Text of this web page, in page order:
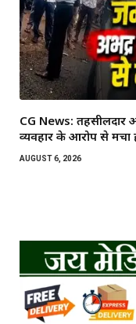
CG News: तहसीलदार
व्यवहार के आरोप से
AUGUST 6, 2026